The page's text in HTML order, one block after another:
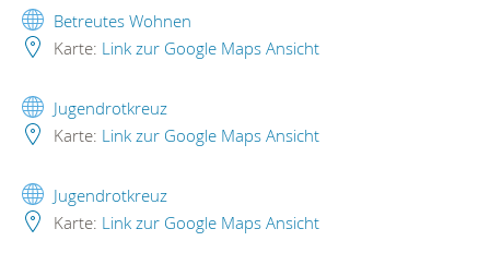
Betreutes Wohnen
Karte: Link zur Google Maps Ansicht
Jugendrotkreuz
Karte: Link zur Google Maps Ansicht
Jugendrotkreuz
Karte: Link zur Google Maps Ansicht